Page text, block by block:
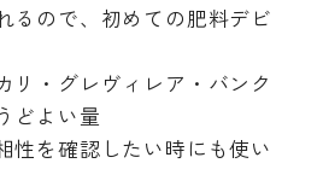
るので、初めての肥料デビ
リ・グレヴィレア・バンク
どよい量
性を確認したい時にも使い